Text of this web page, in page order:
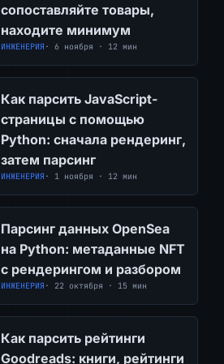
сопоставляйте товары,
находите минимум
ИНЖЕНЕРИЯ · 6 ноября · 12 мин
Как парсить JavaScript-
страницы с помощью
Python: сначала рендеринг,
затем парсинг
ИНЖЕНЕРИЯ · 1 ноября · 12 мин
Парсинг данных OpenSea
на Python: метаданные NFT
с рендерингом и разбором
ИНЖЕНЕРИЯ · 22 октября · 15 мин
Как парсить рейтинги
Goodreads: книги, рейтинги